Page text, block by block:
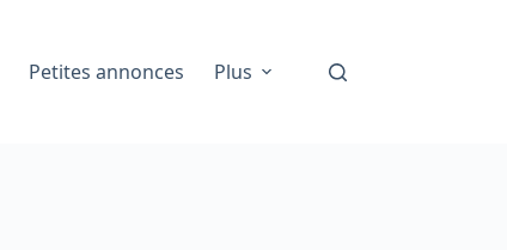
Petites annonces Plus